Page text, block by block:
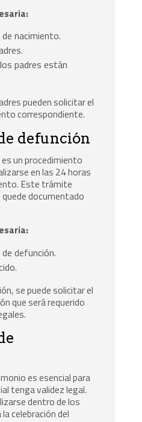
nacimiento.
padres están
pueden solicitar el
correspondiente.
defunción
un procedimiento
en las 24 horas
Este trámite
documentado
defunción.
se puede solicitar el
que será requerido
es esencial para
tenga validez legal.
dentro de los
celebración del